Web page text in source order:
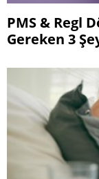
PMS & Regl
Gereken 3